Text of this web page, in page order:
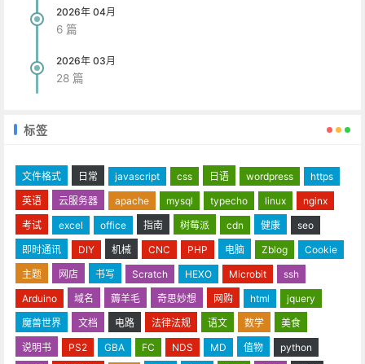
2026年 04月
6 篇
2026年 03月
28 篇
标签
文件格式 日常 javascript css 日语 wordpress
https
英语
云服务器 apache mysql typecho linux
nginx
考试
excel office 指南 树莓派 cdn 健康
seo
即时通讯
DIY 机械 CNC PHP 电脑 Zblog
Cookie
主题
网店 书写 Scratch HEXO Microbit
ssh
Arduino
域名 薅羊毛 奇思妙想 网购 html
jquery
魔兽世界
文档 电路 法律法规 语文 数学
美食
说明书
PS2 GBA FC NDS MD 值物
python